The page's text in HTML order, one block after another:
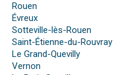
Rouen
Évreux
Sotteville-lès-Rouen
Saint-Étienne-du-Rouvray
Le Grand-Quevilly
Vernon